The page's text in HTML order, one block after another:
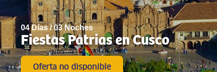
04 Días / 03 Noches
Fiestas Patrias en Cusco
Oferta no disponible